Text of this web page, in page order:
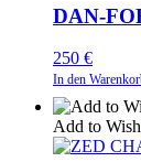
DAN-
250 €
In den
Add to